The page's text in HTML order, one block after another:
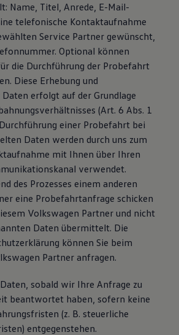
Name, Titel, Anrede, E-Mail-
telefonische Kontaktaufnahme
Service Partner gewünscht,
Optional können
die Durchführung der Probefahrt
Diese Erhebung und
erfolgt auf der Grundlage
(Art. 6 Abs. 1
einer Probefahrt bei
Daten werden durch uns zum
mit Ihnen über Ihren
verwendet.
des Prozesses einem anderen
eine Probefahrtanfrage schicken
Volkswagen Partner und nicht
Daten übermittelt. Die
können Sie beim
Partner anfragen.
sobald wir Ihre Anfrage zu
beantwortet haben, sofern keine
(z. B. steuerliche
entgegenstehen.